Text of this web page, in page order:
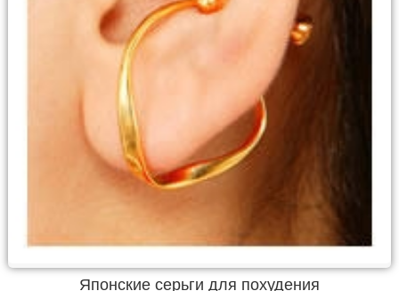
Японские серьги для похудения